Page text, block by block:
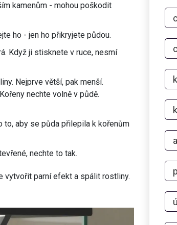
kamenům - mohou poškodit
ho - jen ho přikryjete půdou.
Když ji stisknete v ruce, nesmí
Nejprve větší, pak menší.
nechte volně v půdě.
to, aby se půda přilepila k kořenům
nechte to tak.
vytvořit parní efekt a spálit rostliny.